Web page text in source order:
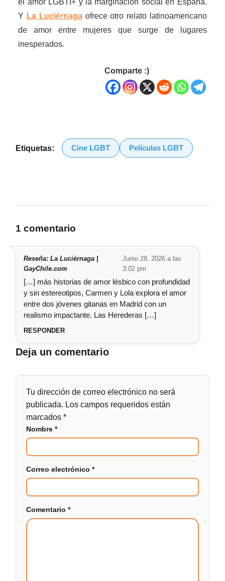
el amor LGBTI+ y la marginación social en España.
Y La Luciérnagaofrece otro relato latinoamericano
de amor entre mujeres que surge de lugares
inesperados.
Comparte :)
Etiquetas: Cine LGBT Películas LGBT
1 comentario
Reseña: La Luciérnaga |
GayChile.com
Junio 28, 2026 a las
3:02 pm
[…] más historias de amor lésbico con profundidad
y sin estereotipos, Carmen y Lola explora el amor
entre dos jóvenes gitanas en Madrid con un
realismo impactante. Las Herederas […]
RESPONDER
Deja un comentario
Tu dirección de correo electrónico no será
publicada. Los campos requeridos están
marcados*
Nombre*
Correo electrónico*
Comentario*